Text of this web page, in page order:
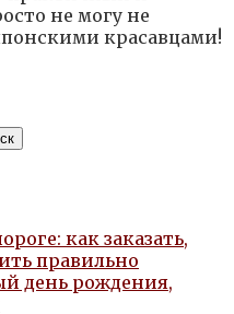
не могу не
красавцами!
как заказать,
правильно
день рождения,